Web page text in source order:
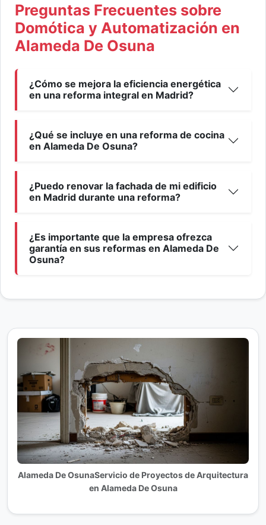
Preguntas Frecuentes sobre
Domótica y Automatización en
Alameda De Osuna
¿Cómo se mejora la eficiencia energética
en una reforma integral en Madrid?
¿Qué se incluye en una reforma de cocina
en Alameda De Osuna?
¿Puedo renovar la fachada de mi edificio
en Madrid durante una reforma?
¿Es importante que la empresa ofrezca
garantía en sus reformas en Alameda De
Osuna?
Alameda De OsunaServicio de Proyectos de Arquitectura
en Alameda De Osuna